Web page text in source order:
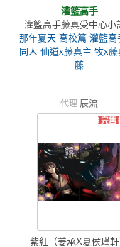
灌籃高手
灌籃高手藤真受中心小
那年夏天 高校篇 灌籃高
同人 仙道x藤真主 牧x
藤
代理 辰流
紫紅（姜承X夏侯瑾軒